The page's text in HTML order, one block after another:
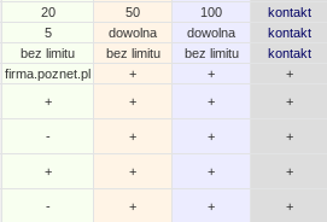
20 50 100
kontakt
5 dowolna dowolna
kontakt
bez limitu bez limitu bez limitu
kontakt
firma.poznet.pl + +
+
+ + +
+
- + +
+
+ + +
+
- + +
+